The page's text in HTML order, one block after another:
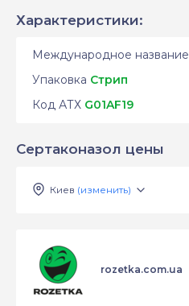
Характеристики:
Международное название
Упаковка Стрип
Код АТХ G01AF19
Сертаконазол цены
Киев (изменить)
rozetka.com.ua